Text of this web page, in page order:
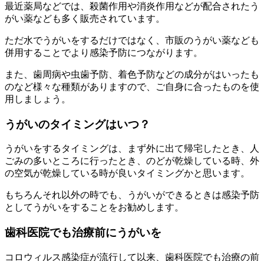
最近薬局などでは、殺菌作用や消炎作用などが配合されたう
がい薬なども多く販売されています。
ただ水でうがいをするだけではなく、市販のうがい薬なども
併用することでより感染予防につながります。
また、歯周病や虫歯予防、着色予防などの成分がはいったも
のなど様々な種類がありますので、ご自身に合ったものを使
用しましょう。
うがいのタイミングはいつ？
うがいをするタイミングは、まず外に出て帰宅したとき、人
ごみの多いところに行ったとき、のどが乾燥している時、外
の空気が乾燥している時が良いタイミングかと思います。
もちろんそれ以外の時でも、うがいができるときは感染予防
としてうがいをすることをお勧めします。
歯科医院でも治療前にうがいを
コロウィルス感染症が流行して以来、歯科医院でも治療の前